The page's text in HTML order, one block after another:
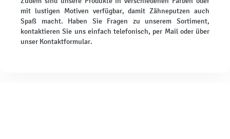
mit lustigen Motiven verfügbar, damit Zähneputzen auch
Spaß macht. Haben Sie Fragen zu unserem Sortiment,
kontaktieren Sie uns einfach telefonisch, per Mail oder über
unser Kontaktformular.